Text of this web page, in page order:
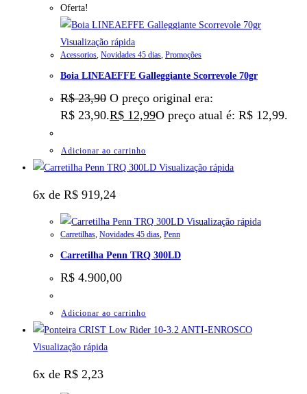
Oferta!
Visualização rápida
Acessorios, Novidades 45 dias, Promoções
Boia LINEAEFFE Galleggiante Scorrevole 70gr
R$23,90 O preço original era:
R$ 23,90.R$ 12,99O preço atual é: R$ 12,99.
Adicionar ao carrinho
Visualização rápida
6x de R$ 919,24
Visualização rápida
Carretilhas, Novidades 45 dias, Penn
Carretilha Penn TRQ 300LD
R$ 4.900,00
Adicionar ao carrinho
Visualização rápida
6x de R$ 2,23